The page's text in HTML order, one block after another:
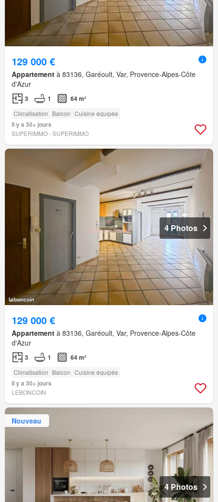
129 000 €
Appartement à 83136, Garéoult, Var, Provence-Alpes-Côte
d'Azur
3 1 64 m²
Climatisation Balcon Cuisine équipée
Il y a 30+ jours
SUPERIMMO - SUPERIMMO
4 Photos
129 000 €
Appartement à 83136, Garéoult, Var, Provence-Alpes-Côte
d'Azur
3 1 64 m²
Climatisation Balcon Cuisine équipée
Il y a 30+ jours
LEBONCOIN
Nouveau
4 Photos